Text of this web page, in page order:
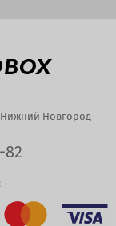
Нижний Новгород
82